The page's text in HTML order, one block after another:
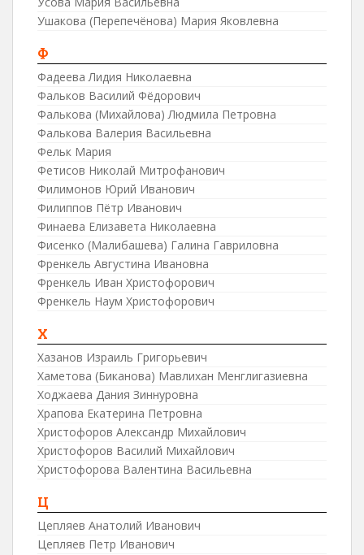
Ушакова (Перепечёнова) Мария Яковлевна
Ф
Фадеева Лидия Николаевна
Фальков Василий Фёдорович
Фалькова (Михайлова) Людмила Петровна
Фалькова Валерия Васильевна
Фельк Мария
Фетисов Николай Митрофанович
Филимонов Юрий Иванович
Филиппов Пётр Иванович
Финаева Елизавета Николаевна
Фисенко (Малибашева) Галина Гавриловна
Френкель Августина Ивановна
Френкель Иван Христофорович
Френкель Наум Христофорович
Х
Хазанов Израиль Григорьевич
Хаметова (Биканова) Мавлихан Менглигазиевна
Ходжаева Дания Зиннуровна
Храпова Екатерина Петровна
Христофоров Александр Михайлович
Христофоров Василий Михайлович
Христофорова Валентина Васильевна
Ц
Цепляев Анатолий Иванович
Цепляев Петр Иванович